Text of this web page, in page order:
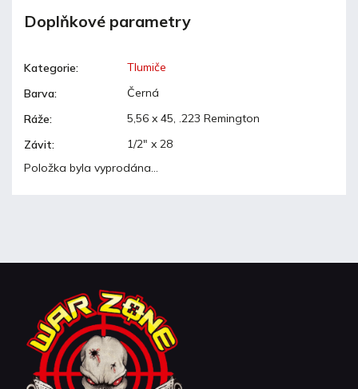
Doplňkové parametry
Kategorie:
Tlumiče
Barva:
Černá
Ráže:
5,56 x 45, .223 Remington
Závit:
1/2" x 28
Položka byla vyprodána…